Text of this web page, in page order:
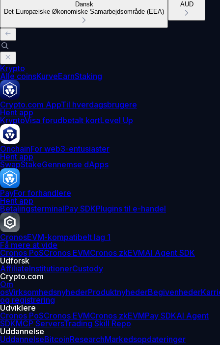
Dansk
Det Europæiske Økonomiske Samarbejdsområde (EEA)
AUD
Krypto
Alle coinsKurveEarnStaking
Crypto.com AppTil hverdagsbrugere
Hent app
KryptoVisa forudbetalt kortLevel Up
OnchainFor web3-entusiaster
Hent app
SwapStakeGennemse dApps
PayFor forhandlere
Hent app
BetalingsterminalPay SDKPlugins til e-handel
CronosEVM-kompatibelt lag 1
Få mere at vide
Cronos PoSCronos EVMCronos zkEVMAI Agent SDK
Udforsk
AffiliateInstitutionerCustody
Crypto.com
Om
osVirksomhedsnyhederProduktnyhederBegivenheder
og registrering
Udviklere
Cronos PoSCronos EVMCronos zkEVMPay SDKAI Agent
SDKMCP ServersTrading Skill Repo
Uddannelse
UddannelseBitcoinResearchMarkedsopdateringer